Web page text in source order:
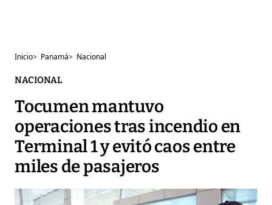
Inicio> Panamá> Nacional
NACIONAL
Tocumen mantuvo
operaciones tras incendio en
Terminal 1 y evitó caos entre
miles de pasajeros